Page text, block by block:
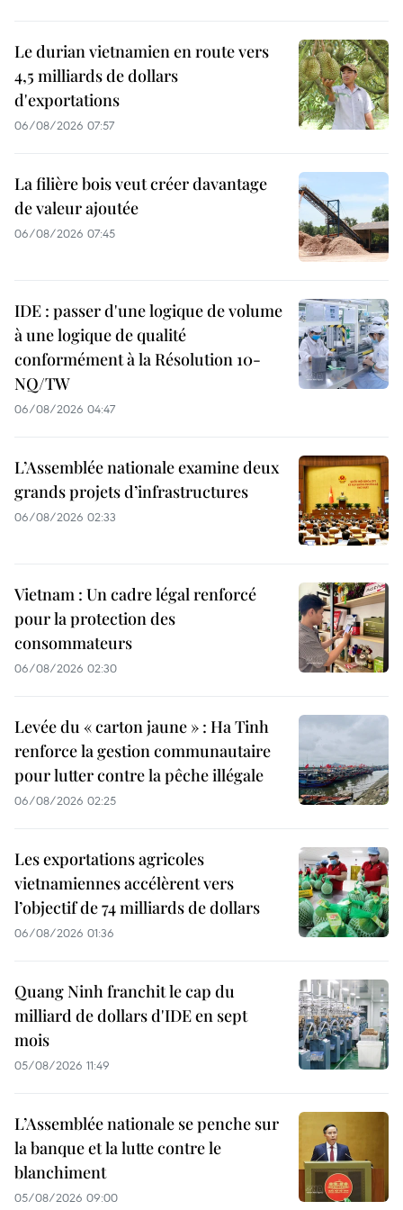
Le durian vietnamien en route vers
4,5 milliards de dollars
d'exportations
06/08/2026 07:57
La filière bois veut créer davantage
de valeur ajoutée
06/08/2026 07:45
IDE : passer d'une logique de volume
à une logique de qualité
conformément à la Résolution 10-
NQ/TW
06/08/2026 04:47
L’Assemblée nationale examine deux
grands projets d’infrastructures
06/08/2026 02:33
Vietnam : Un cadre légal renforcé
pour la protection des
consommateurs
06/08/2026 02:30
Levée du « carton jaune » : Ha Tinh
renforce la gestion communautaire
pour lutter contre la pêche illégale
06/08/2026 02:25
Les exportations agricoles
vietnamiennes accélèrent vers
l’objectif de 74 milliards de dollars
06/08/2026 01:36
Quang Ninh franchit le cap du
milliard de dollars d'IDE en sept
mois
05/08/2026 11:49
L’Assemblée nationale se penche sur
la banque et la lutte contre le
blanchiment
05/08/2026 09:00